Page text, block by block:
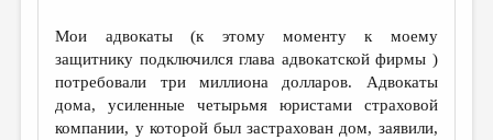
Мои адвокаты (к этому моменту к моему
защитнику подключился глава адвокатской фирмы )
потребовали три миллиона долларов. Адвокаты
дома, усиленные четырьмя юристами страховой
компании, у которой был застрахован дом, заявили,